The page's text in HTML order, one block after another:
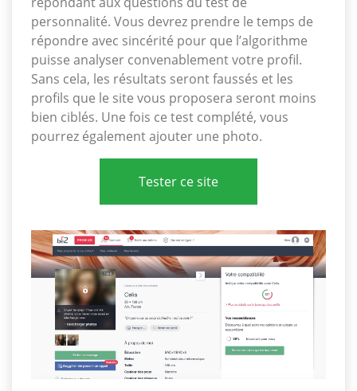
personnalité. Vous devrez prendre le temps de
répondre avec sincérité pour que l’algorithme
puisse analyser convenablement votre profil.
Sans cela, les résultats seront faussés et les
profils que le site vous proposera seront moins
bien ciblés. Une fois ce test complété, vous
pourrez également ajouter une photo.
Tester ce site